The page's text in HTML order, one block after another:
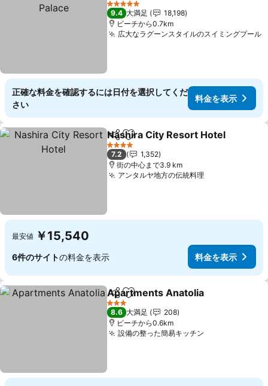
5 ホテルのランク
9.4 大満足
18,198
ビーチから0.7km
広大なラグーンスタイルのスイミングプール
正確な料金を確認するには日付を選択してくだ
さい
料金を表示
シェアお気に入りに追加
Nashira City Resort Hotel
4 ホテルのランク
7.2
1,352
街の中心まで3.9 km
アンタルヤ地方の伝統料理料金を表示
最安値 ￥15,540
6件のサイトの料金を表示 料金を表示
シェアお気に入りに追加
Apartments Anatolia
3 ホテルのランク
8.6 大満足
208
ビーチから0.6km
設備の整った簡易キッチン